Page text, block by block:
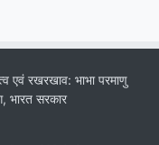
एवं रखरखाव: भाभा परमाणु
भारत सरकार